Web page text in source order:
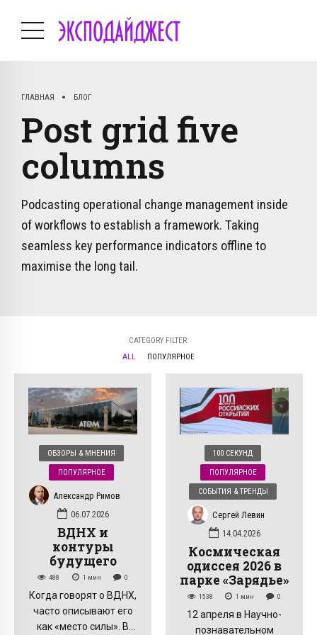
ГЛАВНАЯ БЛОГ
Post grid five
columns
Podcasting operational change management inside
of workflows to establish a framework. Taking
seamless key performance indicators offline to
maximise the long tail.
CATEGORY FILTER:
ALL
ПОПУЛЯРНОЕ
ОБЗОРЫ & МНЕНИЯ
ПОПУЛЯРНОЕ
Александр Римов
06.07.2026
ВДНХ и
контуры
будущего
488 1 мин 0
Когда говорят о ВДНХ,
часто описывают его
как «место силы». В
100 СЕКУНД
ПОПУЛЯРНОЕ
СОБЫТИЯ & ТРЕНДЫ
Сергей Левин
14.04.2026
Космическая
одиссея 2026 в
парке «Зарядье»
1538 1 мин 0
12 апреля в Научно-
познавательном